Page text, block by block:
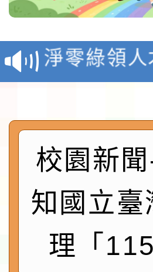
教育部校
報
淨零綠領
檢送桃園
及師生本
實施要點
115年食農
程
函轉國家
鎮韌性（
速演練執行
「115年金
法」
第3次招考
檢送「桃
校園新
知國立
理「